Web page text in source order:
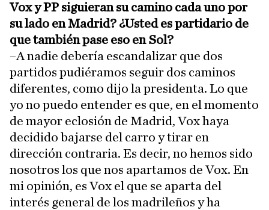
Vox y PP siguieran su camino cada uno por
su lado en Madrid? ¿Usted es partidario de
que también pase eso en Sol?
–A nadie debería escandalizar que dos
partidos pudiéramos seguir dos caminos
diferentes, como dijo la presidenta. Lo que
yo no puedo entender es que, en el momento
de mayor eclosión de Madrid, Vox haya
decidido bajarse del carro y tirar en
dirección contraria. Es decir, no hemos sido
nosotros los que nos apartamos de Vox. En
mi opinión, es Vox el que se aparta del
interés general de los madrileños y ha